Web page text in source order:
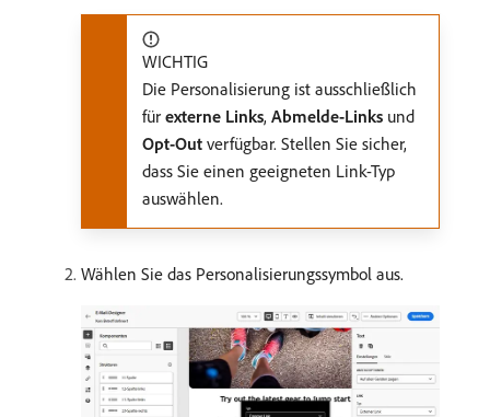
WICHTIG
Die Personalisierung ist ausschließlich
für externe Links, Abmelde-Links und
Opt-Out verfügbar. Stellen Sie sicher,
dass Sie einen geeigneten Link-Typ
auswählen.
Wählen Sie das Personalisierungssymbol aus.